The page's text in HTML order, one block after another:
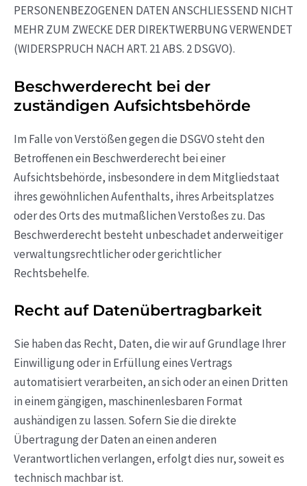
PERSONENBEZOGENEN DATEN ANSCHLIESSEND NICHT
MEHR ZUM ZWECKE DER DIREKTWERBUNG VERWENDET
(WIDERSPRUCH NACH ART. 21 ABS. 2 DSGVO).
Beschwerde­recht bei der
zuständigen Aufsichts­behörde
Im Falle von Verstößen gegen die DSGVO steht den
Betroffenen ein Beschwerderecht bei einer
Aufsichtsbehörde, insbesondere in dem Mitgliedstaat
ihres gewöhnlichen Aufenthalts, ihres Arbeitsplatzes
oder des Orts des mutmaßlichen Verstoßes zu. Das
Beschwerderecht besteht unbeschadet anderweitiger
verwaltungsrechtlicher oder gerichtlicher
Rechtsbehelfe.
Recht auf Daten­übertrag­barkeit
Sie haben das Recht, Daten, die wir auf Grundlage Ihrer
Einwilligung oder in Erfüllung eines Vertrags
automatisiert verarbeiten, an sich oder an einen Dritten
in einem gängigen, maschinenlesbaren Format
aushändigen zu lassen. Sofern Sie die direkte
Übertragung der Daten an einen anderen
Verantwortlichen verlangen, erfolgt dies nur, soweit es
technisch machbar ist.